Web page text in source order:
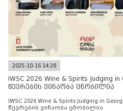
2025-10-16 14:28
IWSC 2026 Wine & Spirits Judging
წევრების ვინაობა ცნობილია
IWSC 2026 Wine & Spirits Judging in
წევრების ვინაობა ცნობილია